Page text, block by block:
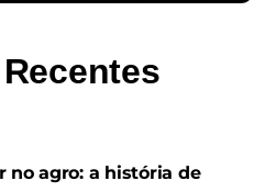
no agro: a história de